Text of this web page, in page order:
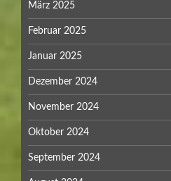
März 2025
Februar 2025
Januar 2025
Dezember 2024
November 2024
Oktober 2024
September 2024